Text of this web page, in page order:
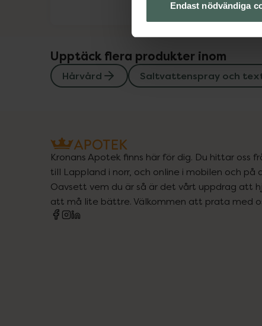
Endast nödvändiga
Upptäck flera produkter inom
Hårvård Saltvattenspray och
Kronans Apotek finns här för dig. Du hittar oss
till Lappland i norr, och online i mobilen och på
Oavsett vem du är så är det vårt uppdrag att
att må lite bättre. Välkommen att prata med